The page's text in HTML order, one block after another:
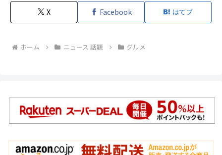
X Facebook はてブ
ホーム ニュース 話題 グルメ